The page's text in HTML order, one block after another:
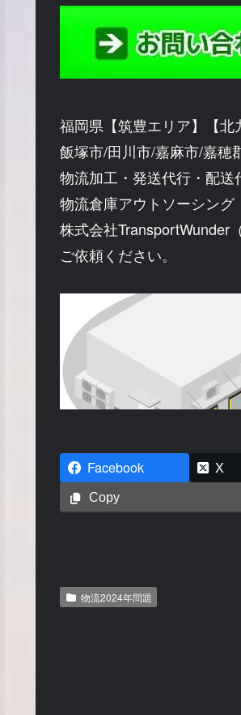
福岡県【筑豊エリア】【北
飯塚市/田川市/嘉麻市/嘉穂
物流加工・発送代行・配送
物流倉庫アウトソーシング
株式会社TransportWunder
ご依頼ください。
Facebook X
Copy
物流2024年問題